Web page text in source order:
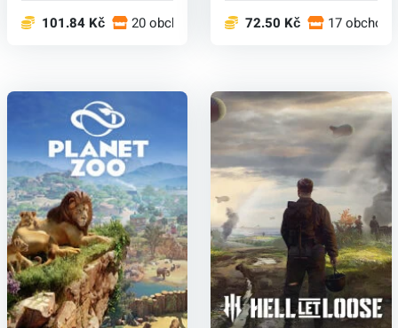
101.84 Kč 20 obchodech 72.50 Kč 17